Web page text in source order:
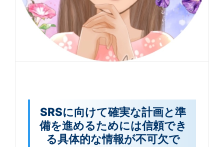
SRSに向けて確実な計画と準
備を進めるためには信頼でき
る具体的な情報が不可欠で